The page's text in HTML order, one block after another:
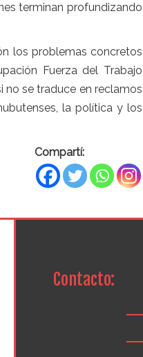
terminan profundizando
los problemas concretos
Fuerza del Trabajo
no se traduce en reclamos
la política y los
Compartí:
Contacto: